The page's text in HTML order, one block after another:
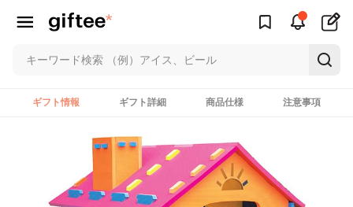
ギフト情報 ギフト詳細 商品仕様 注意事項